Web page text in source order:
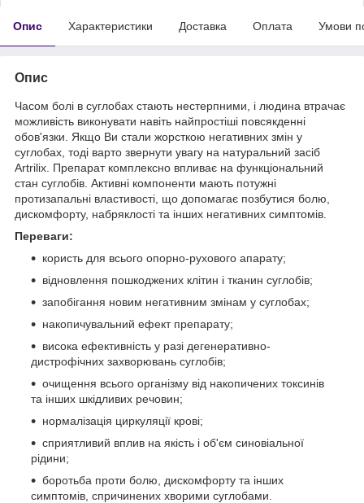
Опис Характеристики Доставка Оплата Умови
Опис
Часом болі в суглобах стають нестерпними, і людина втрачає
можливість виконувати навіть найпростіші повсякденні
обов'язки. Якщо Ви стали жорсткою негативних змін у
суглобах, тоді варто звернути увагу на натуральний засіб
Artrilix. Препарат комплексно впливає на функціональний
стан суглобів. Активні компоненти мають потужні
протизапальні властивості, що допомагає позбутися болю,
дискомфорту, набряклості та інших негативних симптомів.
Переваги:
користь для всього опорно-рухового апарату;
відновлення пошкоджених клітин і тканин суглобів;
запобігання новим негативним змінам у суглобах;
накопичувальний ефект препарату;
висока ефективність у разі дегенеративно-
дистрофічних захворювань суглобів;
очищення всього організму від накопичених токсинів
та інших шкідливих речовин;
нормалізація циркуляції крові;
сприятливий вплив на якість і об'єм синовіальної
рідини;
боротьба проти болю, дискомфорту та інших
симптомів, спричинених хворими суглобами.